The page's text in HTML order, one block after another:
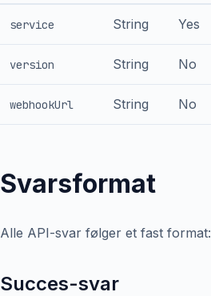
service String Yes
version String No
webhookUrl String No
Svarsformat
Alle API-svar følger et fast format:
Succes-svar